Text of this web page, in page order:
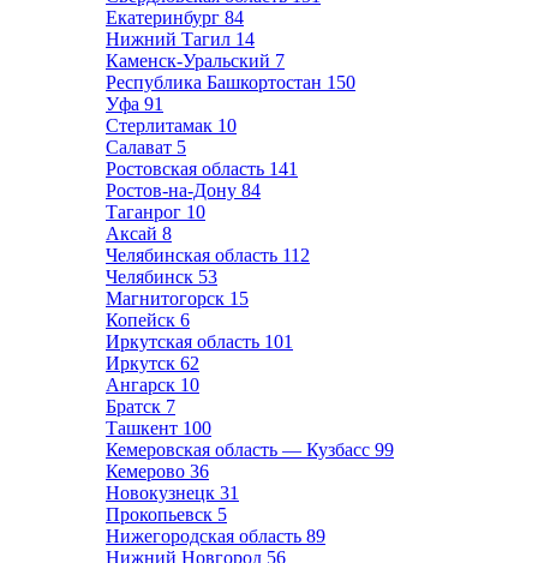
Екатеринбург 84
Нижний Тагил 14
Каменск-Уральский 7
Республика Башкортостан 150
Уфа 91
Стерлитамак 10
Салават 5
Ростовская область 141
Ростов-на-Дону 84
Таганрог 10
Аксай 8
Челябинская область 112
Челябинск 53
Магнитогорск 15
Копейск 6
Иркутская область 101
Иркутск 62
Ангарск 10
Братск 7
Ташкент 100
Кемеровская область — Кузбасс 99
Кемерово 36
Новокузнецк 31
Прокопьевск 5
Нижегородская область 89
Нижний Новгород 56